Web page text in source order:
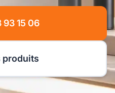
93 15 06
produits